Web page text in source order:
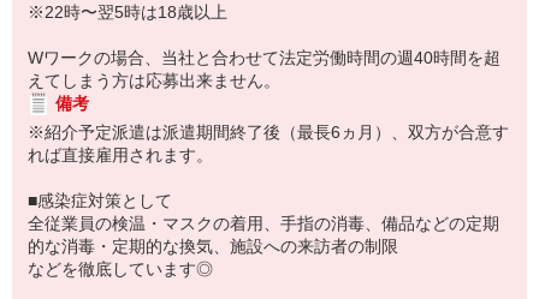
※22時〜翌5時は18歳以上
Wワークの場合、当社と合わせて法定労働時間の週40時間を超
えてしまう方は応募出来ません。
備考
※紹介予定派遣は派遣期間終了後（最長6ヵ月）、双方が合意す
れば直接雇用されます。
■感染症対策として
全従業員の検温・マスクの着用、手指の消毒、備品などの定期
的な消毒・定期的な換気、施設への来訪者の制限
などを徹底しています◎